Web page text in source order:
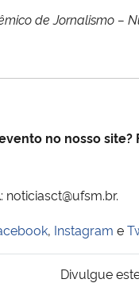
de Jornalismo –
no nosso
: noticiasct@ufsm.br.
, Instagram e
Divulgue